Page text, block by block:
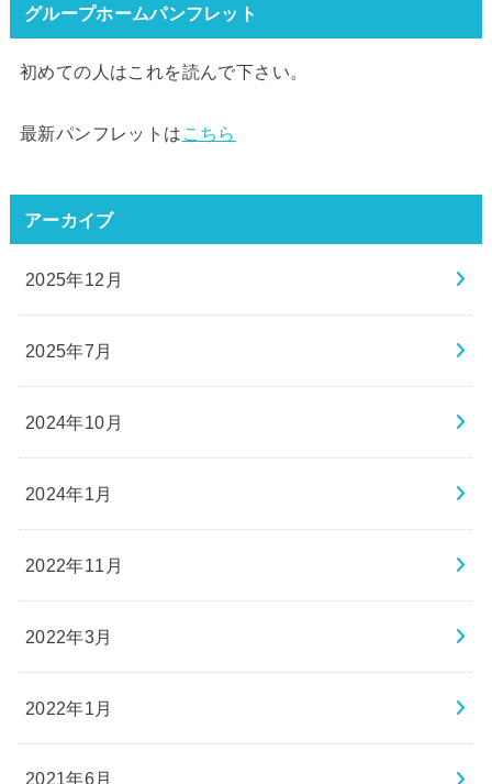
グループホームパンフレット
初めての人はこれを読んで下さい。
最新パンフレットは こちら
アーカイブ
2025年12月
2025年7月
2024年10月
2024年1月
2022年11月
2022年3月
2022年1月
2021年6月